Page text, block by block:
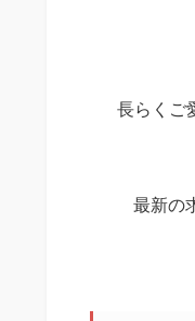
長らくご
最新の